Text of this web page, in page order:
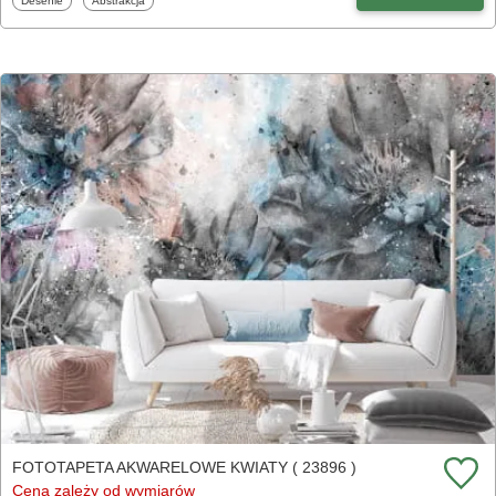
FOTOTAPETA AKWARELOWE KWIATY ( 23896 )
Cena zależy od wymiarów